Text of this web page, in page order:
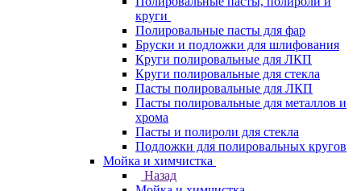
круги
Полировальные пасты для фар
Бруски и подложки для шлифования
Круги полировальные для ЛКП
Круги полировальные для стекла
Пасты полировальные для ЛКП
Пасты полировальные для металлов и
хрома
Пасты и полироли для стекла
Подложки для полировальных кругов
Мойка и химчистка
Назад